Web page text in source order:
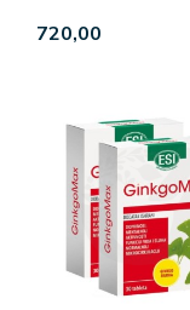
720,00